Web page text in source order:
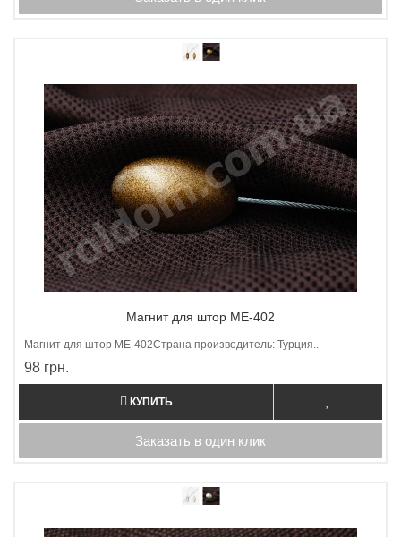
Магнит для штор ME-402
Магнит для штор МE-402Страна производитель: Турция..
98 грн.
КУПИТЬ
Заказать в один клик